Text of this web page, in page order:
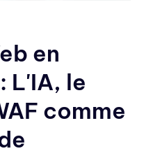
en
L'IA, le
comme